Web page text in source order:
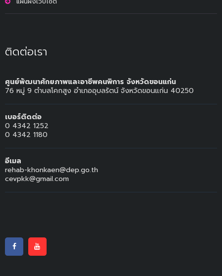
ติดต่อเรา
ศูนย์พัฒนาศักยภาพและอาชีพคนพิการ จังหวัดขอนแก่น
76 หมู่ 9 ตำบลโคกสูง อำเภออุบลรัตน์ จังหวัดขอนแก่น 40250
เบอร์ติดต่อ
0 4342 1252
0 4342 1180
อีเมล
rehab-khonkaen@dep.go.th
cevpkk@gmail.com